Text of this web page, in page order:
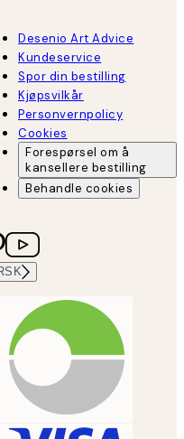
Desenio Art Advice
Kundeservice
Spor din bestilling
Kjøpsvilkår
Personvernpolicy
Cookies
Forespørsel om å
kansellere bestilling
Behandle cookies